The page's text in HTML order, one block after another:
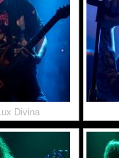
Lux Divina